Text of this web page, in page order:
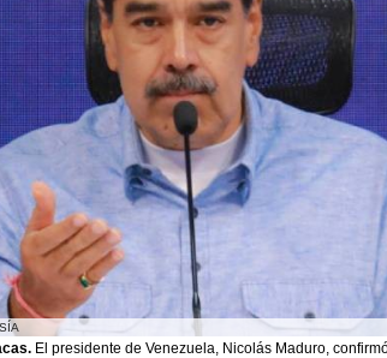
El presidente de Venezuela, Nicolás Maduro,